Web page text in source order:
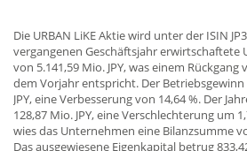
Die URBAN LiKE Aktie wird unter der ISIN
vergangenen Geschäftsjahr erwirtschaftete
von 5.141,59 Mio. JPY, was einem Rückgang
dem Vorjahr entspricht. Der Betriebsgewinn
JPY, eine Verbesserung von 14,64 %. Der
128,87 Mio. JPY, eine Verschlechterung um
wies das Unternehmen eine Bilanzsumme
Das ausgewiesene Eigenkapital betrug